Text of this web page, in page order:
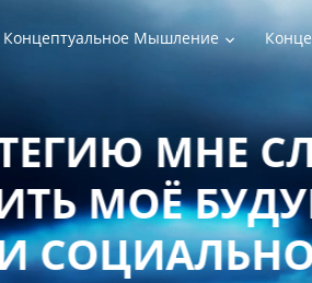
Концептуальное Мышление
МНЕ
МОЁ